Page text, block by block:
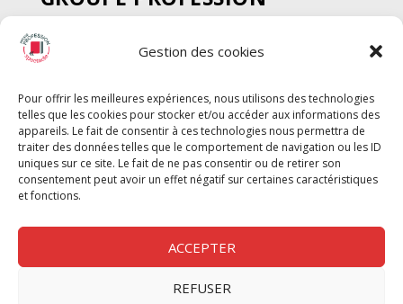
Gestion des cookies
Pour offrir les meilleures expériences, nous utilisons des technologies
telles que les cookies pour stocker et/ou accéder aux informations des
appareils. Le fait de consentir à ces technologies nous permettra de
traiter des données telles que le comportement de navigation ou les ID
uniques sur ce site. Le fait de ne pas consentir ou de retirer son
consentement peut avoir un effet négatif sur certaines caractéristiques
et fonctions.
ACCEPTER
REFUSER
SPECTACLE
Chèque Intermittents
Chèque Compta
Chèque Emploi Spectacle
G-Pods
Profession Audio-visuel